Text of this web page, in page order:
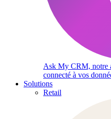
Ask My CRM, notre
connecté à vos
Solutions
Retail